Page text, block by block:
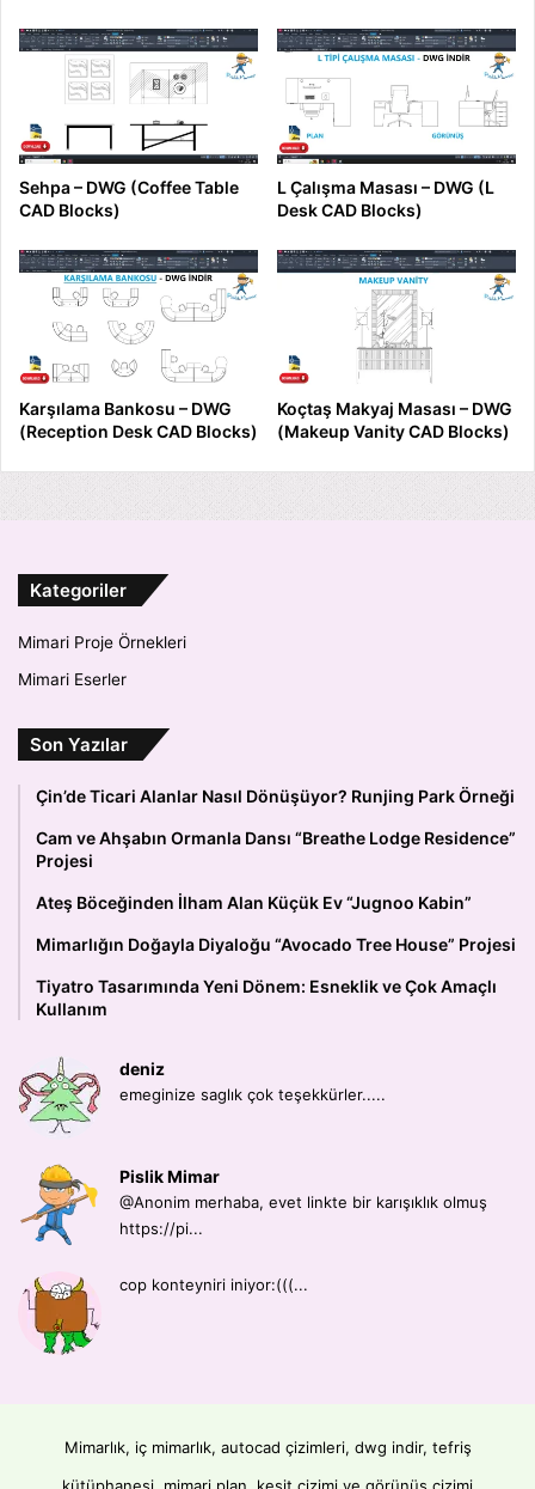
Sehpa – DWG (Coffee Table
CAD Blocks)
L Çalışma Masası – DWG (L
Desk CAD Blocks)
Karşılama Bankosu – DWG
(Reception Desk CAD Blocks)
Koçtaş Makyaj Masası – DWG
(Makeup Vanity CAD Blocks)
Kategoriler
Mimari Proje Örnekleri
Mimari Eserler
Son Yazılar
Çin’de Ticari Alanlar Nasıl Dönüşüyor? Runjing Park Örneği
Cam ve Ahşabın Ormanla Dansı “Breathe Lodge Residence”
Projesi
Ateş Böceğinden İlham Alan Küçük Ev “Jugnoo Kabin”
Mimarlığın Doğayla Diyaloğu “Avocado Tree House” Projesi
Tiyatro Tasarımında Yeni Dönem: Esneklik ve Çok Amaçlı
Kullanım
deniz
emeginize saglık çok teşekkürler.....
Pislik Mimar
@Anonim merhaba, evet linkte bir karışıklık olmuş
https://pi...
cop konteyniri iniyor:(((...
Mimarlık, iç mimarlık, autocad çizimleri, dwg indir, tefriş
kütüphanesi, mimari plan, kesit çizimi ve görünüş çizimi